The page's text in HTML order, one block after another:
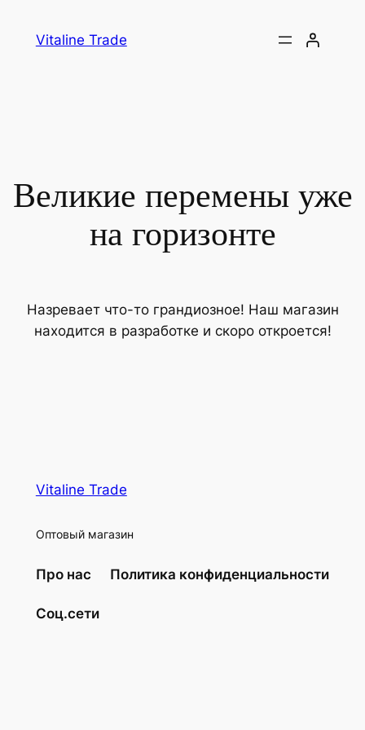
Vitaline Trade
Великие перемены уже
на горизонте
Назревает что-то грандиозное! Наш магазин
находится в разработке и скоро откроется!
Vitaline Trade
Оптовый магазин
Про нас Политика конфиденциальности
Соц.сети